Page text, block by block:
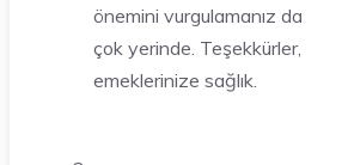
önemini vurgulamanız da
çok yerinde. Teşekkürler,
emeklerinize sağlık.